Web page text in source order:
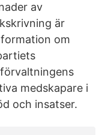
av
är
om
medskapare i
och insatser.